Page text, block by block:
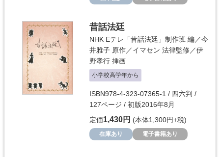
昔話法廷
NHK Eテレ「昔話法廷」制作班 編／今
井雅子 原作／イマセン 法律監修／伊
野孝行 挿画
小学校高学年から
ISBN978-4-323-07365-1 / 四六判 /
127ページ / 初版2016年8月
定価1,430円 (本体1,300円+税)
在庫あり 電子書籍あり